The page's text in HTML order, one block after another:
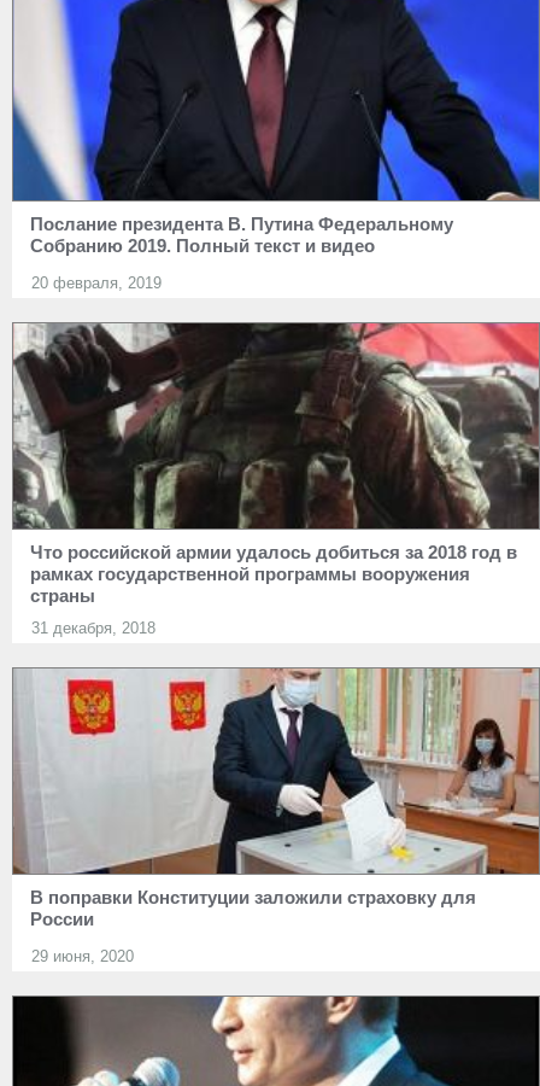
Послание президента В. Путина Федеральному
Собранию 2019. Полный текст и видео
20 февраля, 2019
Что российской армии удалось добиться за 2018 год в
рамках государственной программы вооружения
страны
31 декабря, 2018
В поправки Конституции заложили страховку для
России
29 июня, 2020